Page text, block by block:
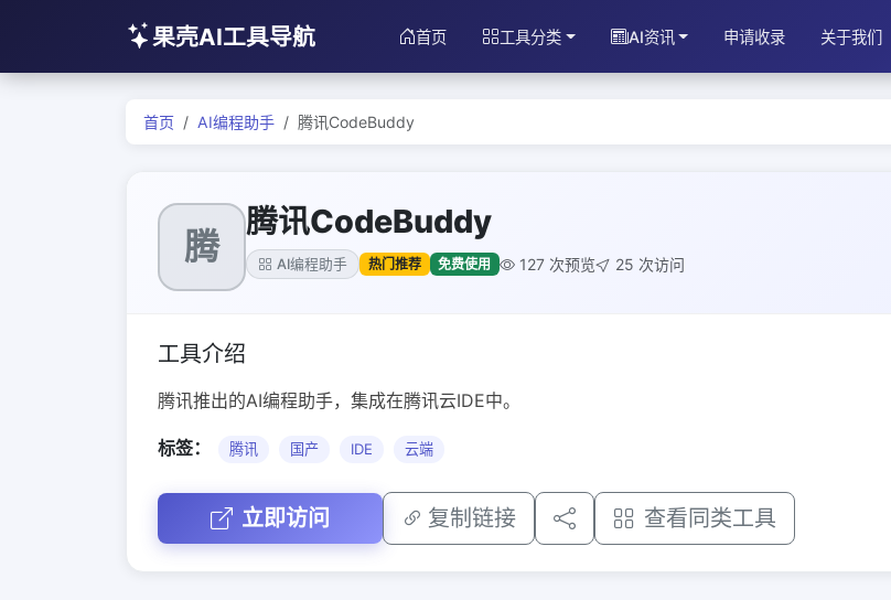
果壳AI工具导航 首页 工具分类 AI资讯 申请收录 关于我们
首页 AI编程助手 腾讯CodeBuddy
腾
腾讯CodeBuddy
AI编程助手 热门推荐 免费使用 127 次预览 25 次访问
工具介绍
腾讯推出的AI编程助手，集成在腾讯云IDE中。
标签： 腾讯 国产 IDE 云端
立即访问 复制链接 查看同类工具